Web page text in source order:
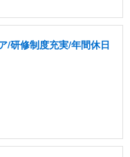
/研修制度充実/年間休日